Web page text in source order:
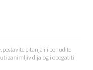
postavite pitanja ili ponudite
zanimljiv dijalog i obogatiti